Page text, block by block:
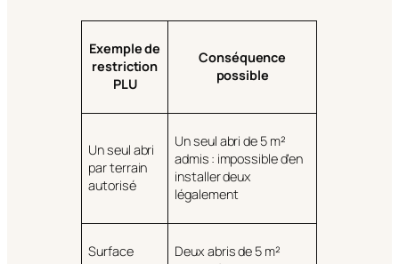
Exemple de
restriction
PLU
Conséquence
possible
Un seul abri
par terrain
autorisé
Un seul abri de 5 m²
admis : impossible d’en
installer deux
légalement
Surface
Deux abris de 5 m²